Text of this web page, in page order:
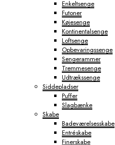
Enkeltsenge
Futoner
Køjesenge
Kontinentalsenge
Loftsenge
Opbevaringssenge
Sengerammer
Tremmesenge
Udtrækssenge
Siddepladser
Puffer
Slagbænke
Skabe
Badeværelsesskabe
Entréskabe
Finerskabe